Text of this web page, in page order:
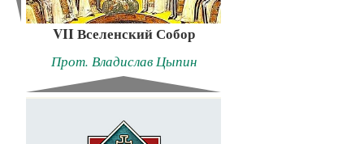
VII Вселенский Собор
Прот. Владислав Цыпин